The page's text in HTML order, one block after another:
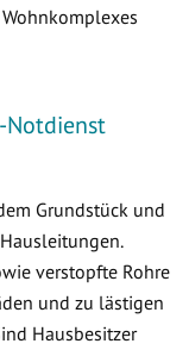
Notdienst
Grundstück und
verstopfte Rohre
und zu lästigen
Hausbesitzer